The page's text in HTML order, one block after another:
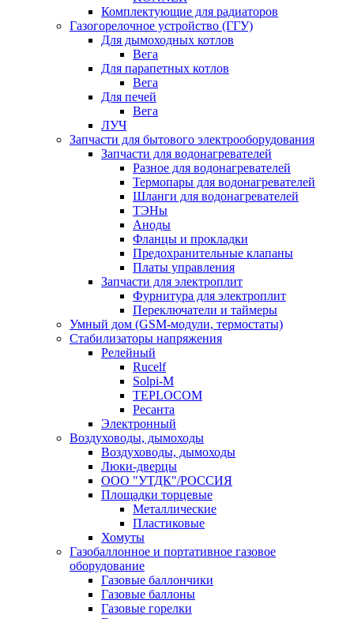
Комплектующие для радиаторов
Газогорелочное устройство (ГГУ)
Для дымоходных котлов
Вега
Для парапетных котлов
Вега
Для печей
Вега
ЛУЧ
Запчасти для бытового электрооборудования
Запчасти для водонагревателей
Разное для водонагревателей
Термопары для водонагревателей
Шланги для водонагревателей
ТЭНы
Аноды
Фланцы и прокладки
Предохранительные клапаны
Платы управления
Запчасти для электроплит
Фурнитура для электроплит
Переключатели и таймеры
Умный дом (GSM-модули, термостаты)
Cтабилизаторы напряжения
Релейный
Rucelf
Solpi-M
TEPLOCOM
Ресанта
Электронный
Воздуховоды, дымоходы
Воздуховоды, дымоходы
Люки-дверцы
ООО "УТДК"/РОССИЯ
Площадки торцевые
Металлические
Пластиковые
Хомуты
Газобаллонное и портативное газовое
оборудование
Газовые баллончики
Газовые баллоны
Газовые горелки